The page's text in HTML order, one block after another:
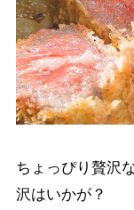
ちょっぴり贅沢
沢はいかが？